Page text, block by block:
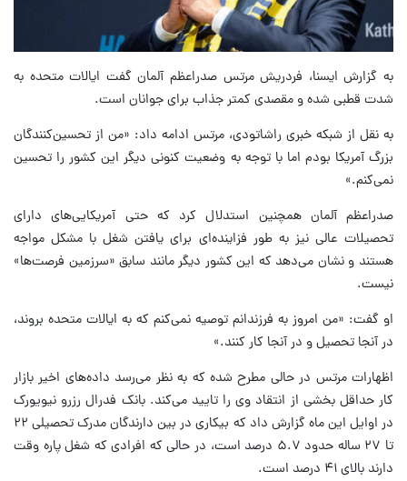
به گزارش ایسنا، فردریش مرتس صدراعظم آلمان گفت ایالات متحده به
شدت قطبی شده و مقصدی کمتر جذاب برای جوانان است.
به نقل از شبکه خبری راشاتودی، مرتس ادامه داد: «من از تحسین‌کنندگان
بزرگ آمریکا بودم اما با توجه به وضعیت کنونی دیگر این کشور را تحسین
نمی‌کنم.»
صدراعظم آلمان همچنین استدلال کرد که حتی آمریکایی‌های دارای
تحصیلات عالی نیز به طور فزاینده‌ای برای یافتن شغل با مشکل مواجه
هستند و نشان می‌دهد که این کشور دیگر مانند سابق «سرزمین فرصت‌ها»
نیست.
او گفت: «من امروز به فرزندانم توصیه نمی‌کنم که به ایالات متحده بروند،
در آنجا تحصیل و در آنجا کار کنند.»
اظهارات مرتس در حالی مطرح شده که به نظر می‌رسد داده‌های اخیر بازار
کار حداقل بخشی از انتقاد وی را تایید می‌کند. بانک فدرال رزرو نیویورک
در اوایل این ماه گزارش داد که بیکاری در بین دارندگان مدرک تحصیلی ۲۲
تا ۲۷ ساله حدود ۵.۷ درصد است، در حالی که افرادی که شغل پاره وقت
دارند بالای ۴۱ درصد است.